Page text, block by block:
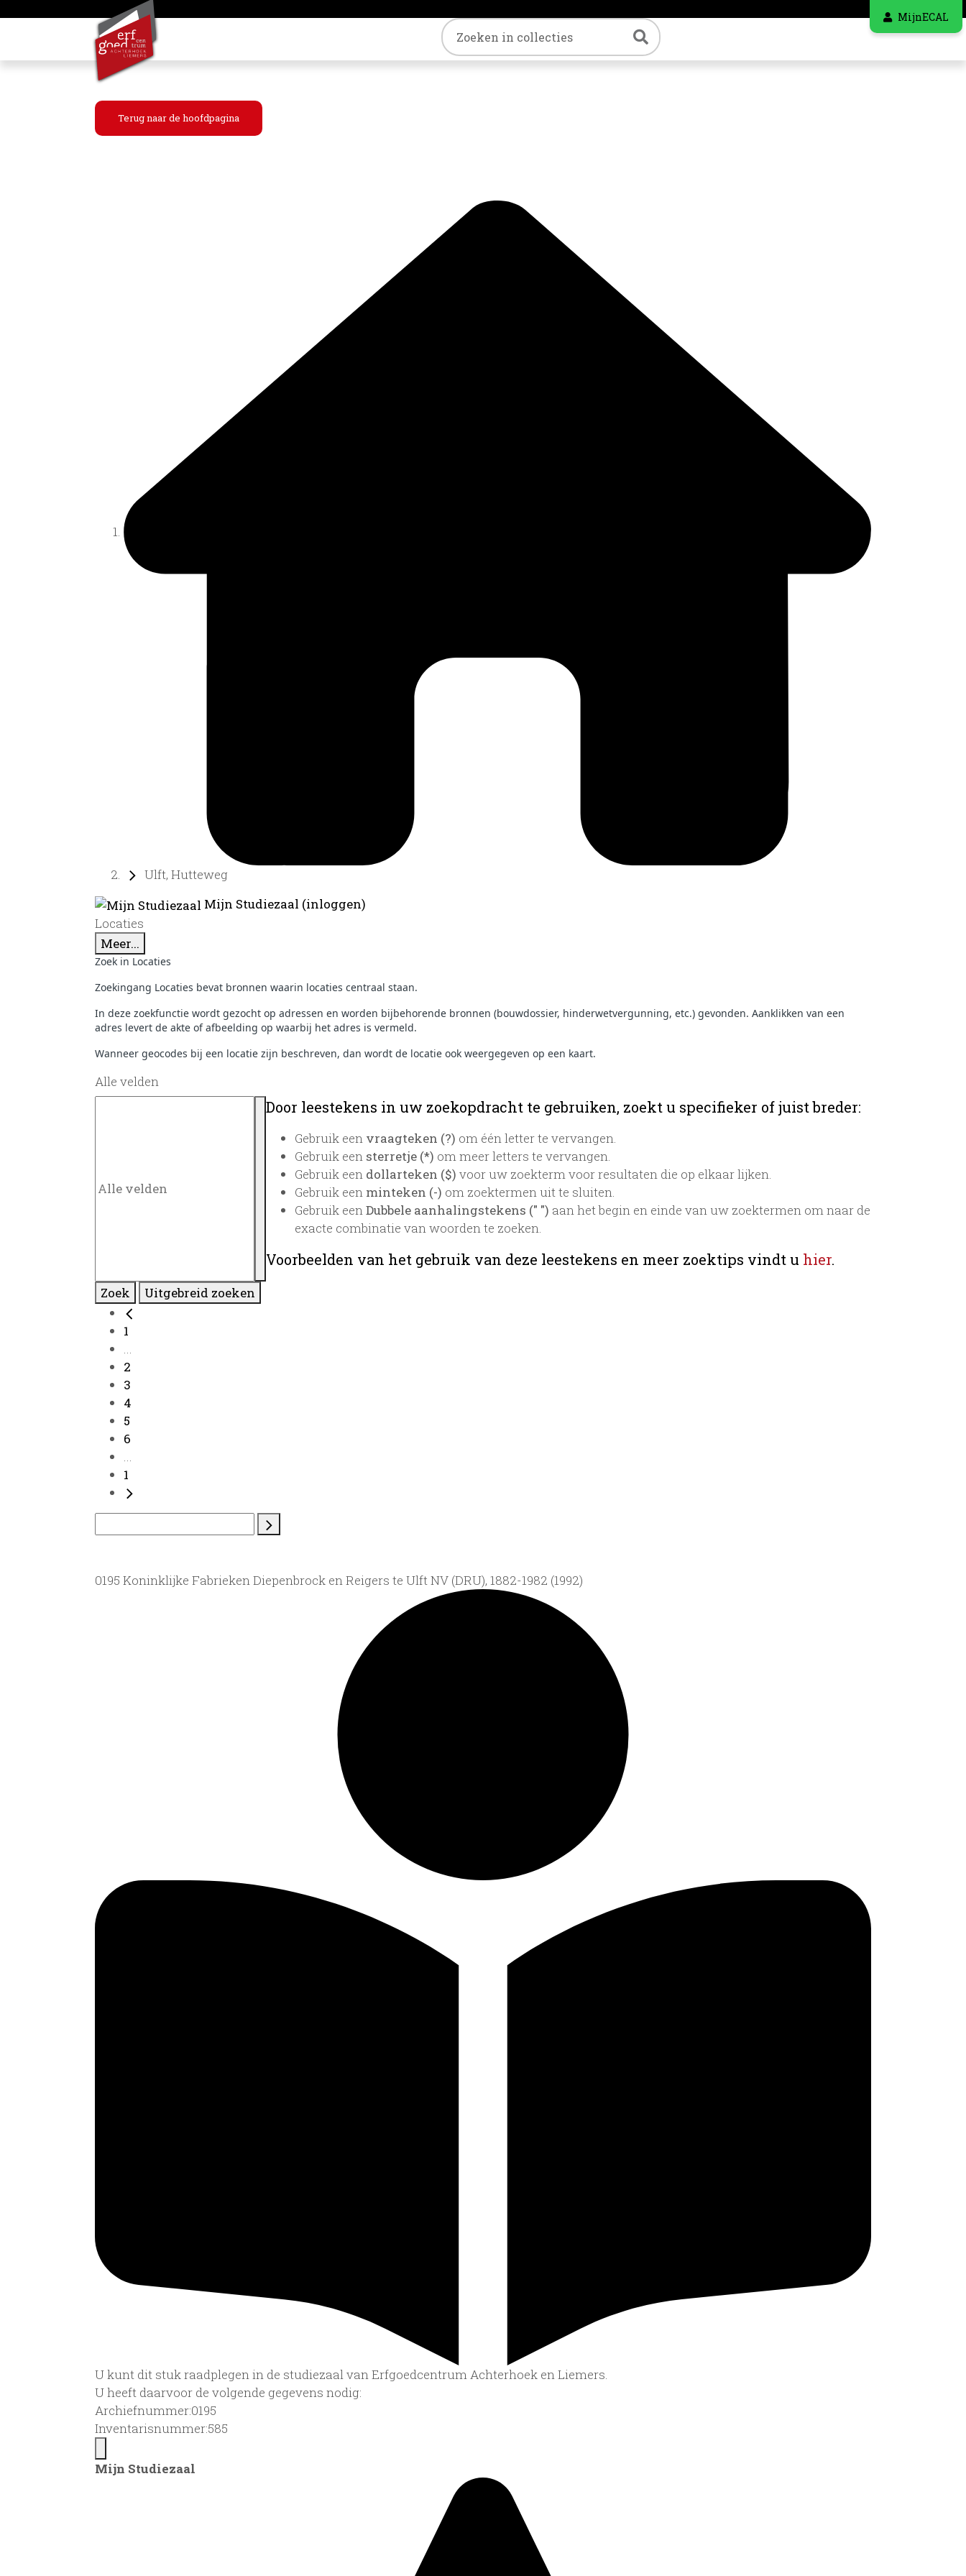
MijnECAL
Trefwoord Zoeken
Terug naar de hoofdpagina
Ulft, Hutteweg
Mijn Studiezaal (inloggen)
Locaties
Meer...
Zoek in Locaties
Zoekingang Locaties bevat bronnen waarin locaties centraal staan.
In deze zoekfunctie wordt gezocht op adressen en worden bijbehorende bronnen (bouwdossier, hinderwetvergunning, etc.) gevonden. Aanklikken van een
adres levert de akte of afbeelding op waarbij het adres is vermeld.
Wanneer geocodes bij een locatie zijn beschreven, dan wordt de locatie ook weergegeven op een kaart.
Alle velden
Door leestekens in uw zoekopdracht te gebruiken, zoekt u specifieker of juist breder:
Gebruik een vraagteken (?) om één letter te vervangen.
Gebruik een sterretje (*) om meer letters te vervangen.
Gebruik een dollarteken ($) voor uw zoekterm voor resultaten die op elkaar lijken.
Gebruik een minteken (-) om zoektermen uit te sluiten.
Gebruik eenDubbele aanhalingstekens (" ") aan het begin en einde van uw zoektermen om naar de
exacte combinatie van woorden te zoeken.
Voorbeelden van het gebruik van deze leestekens en meer zoektips vindt u hier.
Zoek Uitgebreid zoeken
1
...
2
3
4
5
6
...
1
0195 Koninklijke Fabrieken Diepenbrock en Reigers te Ulft NV (DRU), 1882-1982 (1992)
U kunt dit stuk raadplegen in de studiezaal van Erfgoedcentrum Achterhoek en Liemers.
U heeft daarvoor de volgende gegevens nodig:
Archiefnummer:0195
Inventarisnummer:585
Mijn Studiezaal